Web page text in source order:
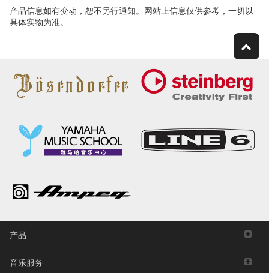
产品信息如有变动，恕不另行通知。网站上信息仅供参考，一切以
具体实物为准。
产品
音乐服务